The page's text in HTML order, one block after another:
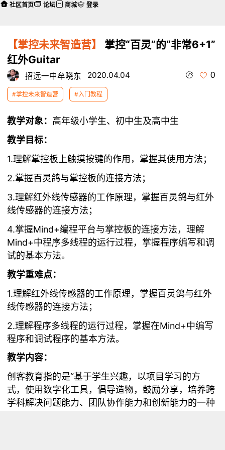
【掌控未来智造营】
掌控“百灵”的“非常6+1”
红外Guitar
招远一中牟晓东 2020.04.04 0
#掌控未来智造营 #入门教程
教学对象： 高年级小学生、初中生及高中生
教学目标：
1.理解掌控板上触摸按键的作用，掌握其使用方法；
2.掌握百灵鸽与掌控板的连接方法；
3.理解红外线传感器的工作原理，掌握百灵鸽与红外
线传感器的连接方法；
4.掌握Mind+编程平台与掌控板的连接方法，理解
Mind+中程序多线程的运行过程，掌握程序编写和调
试的基本方法。
教学重难点：
1.理解红外线传感器的工作原理，掌握百灵鸽与红外
线传感器的连接方法；
2.理解程序多线程的运行过程，掌握在Mind+中编写
程序和调试程序的基本方法。
教学内容：
创客教育指的是“基于学生兴趣，以项目学习的方
式，使用数字化工具，倡导造物，鼓励分享，培养跨
学科解决问题能力、团队协作能力和创新能力的一种
社区首页 论坛 商城 登录